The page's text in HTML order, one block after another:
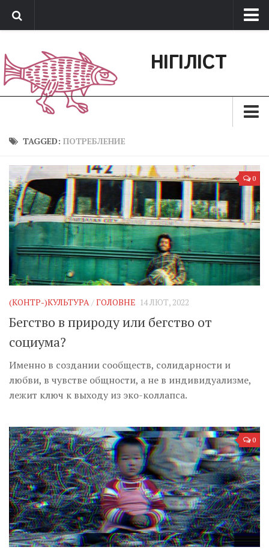
Обратная связь
Поддержать сайт
НІГІЛІСТ
Зараз
Позиція
Дії
Belles lettres
Агітатор
Музика революції
Inter/antinational
TAGGED: ПОТРЕБЛЕНИЕ
0
(КОНТР-)КУЛЬТУРА /ГОЛОВНЕ 14 ЛЮТ, 2022
Бегство в природу или бегство от
социума?
Именно в создании сообществ, солидарности и
любви, в чувстве общности, а не в индивидуализме,
лежит ключ к выходу из эко-коллапса.
0